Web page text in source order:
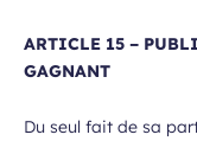
ARTICLE 15 –
GAGNANT
Du seul fait de sa